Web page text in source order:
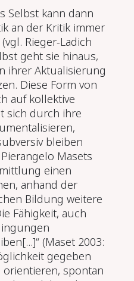
Selbst kann dann
an der Kritik immer
Rieger-Ladich
geht sie hinaus,
ihrer Aktualisierung
Diese Form von
auf kollektive
sich durch ihre
bleiben
Masets
einen
anhand der
Bildung weitere
Fähigkeit, auch
(Maset 2003:
gegeben
spontan